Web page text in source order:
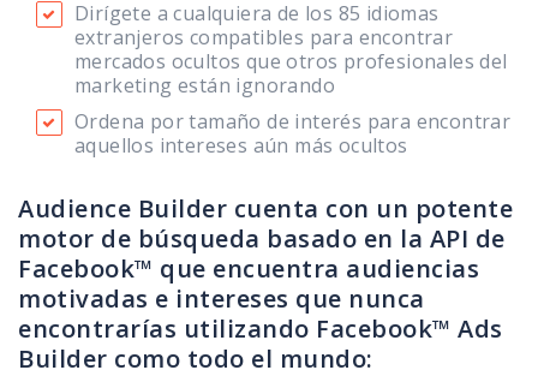
Dirígete a cualquiera de los 85 idiomas
extranjeros compatibles para encontrar
mercados ocultos que otros profesionales del
marketing están ignorando
Ordena por tamaño de interés para encontrar
aquellos intereses aún más ocultos
Audience Builder cuenta con un potente
motor de búsqueda basado en la API de
Facebook™ que encuentra audiencias
motivadas e intereses que nunca
encontrarías utilizando Facebook™ Ads
Builder como todo el mundo: